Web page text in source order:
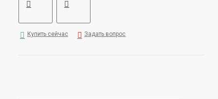
Купить сейчас Задать вопрос